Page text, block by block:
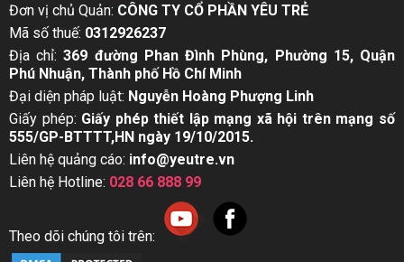
Đơn vị chủ Quản: CÔNG TY CỔ PHẦN YÊU TRẺ
Mã số thuế: 0312926237
Địa chỉ:369 đường Phan Đình Phùng, Phường 15, Quận
Phú Nhuận, Thành phố Hồ Chí Minh
Đại diện pháp luật: Nguyễn Hoàng Phượng Linh
Giấy phép: Giấy phép thiết lập mạng xã hội trên mạng số
555/GP-BTTTT,HN ngày 19/10/2015.
Liên hệ quảng cáo: info@yeutre.vn
Liên hệ Hotline: 028 66 888 99
Theo dõi chúng tôi trên: